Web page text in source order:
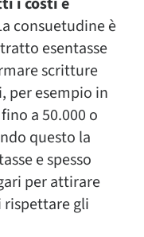
consuetudine è
esentasse
scritture
per esempio in
a 50.000 o
questo la
e spesso
per attirare
rispettare gli